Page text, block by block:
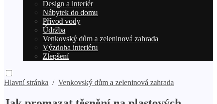
Design a interiér
Nábytek do domu
Přívod vody
Údržba
Venkovský dům a zeleninová zahrada
Výzdoba interiéru
Zlepšení
Hlavní stránka / Venkovský dům a zeleninová zahrada